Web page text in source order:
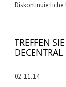
Diskontinuierliche
TREFFEN
DECENTRAL
02. 11. 14